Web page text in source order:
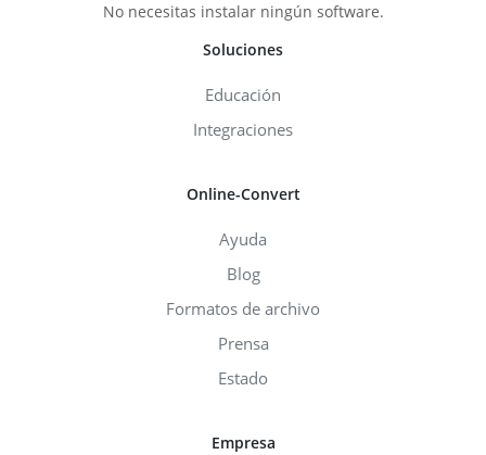
No necesitas instalar ningún software.
Soluciones
Educación
Integraciones
Online-Convert
Ayuda
Blog
Formatos de archivo
Prensa
Estado
Empresa